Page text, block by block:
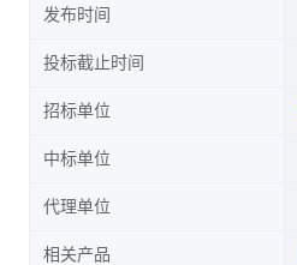
发布时间
投标截止时间
招标单位
中标单位
代理单位
相关产品